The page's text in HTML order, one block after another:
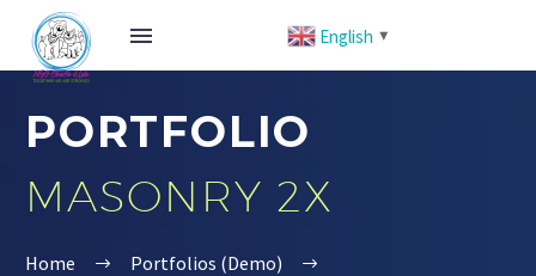
English ▼
PORTFOLIO
MASONRY 2X
Home
Portfolios (Demo)